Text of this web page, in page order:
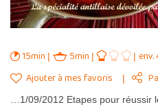
15min 5min
env.
Ajouter à mes favoris
…1/09/2012 Etapes pour réussir